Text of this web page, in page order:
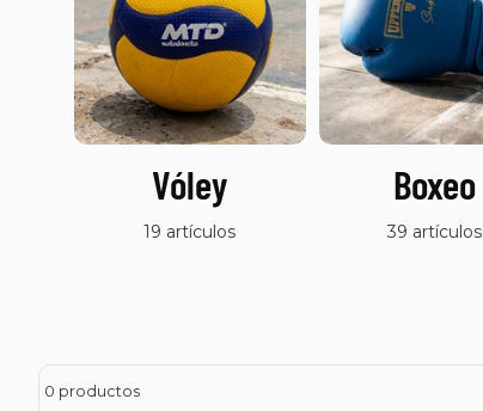
Vóley
19 artículos
Boxeo
39 artículos
0 productos